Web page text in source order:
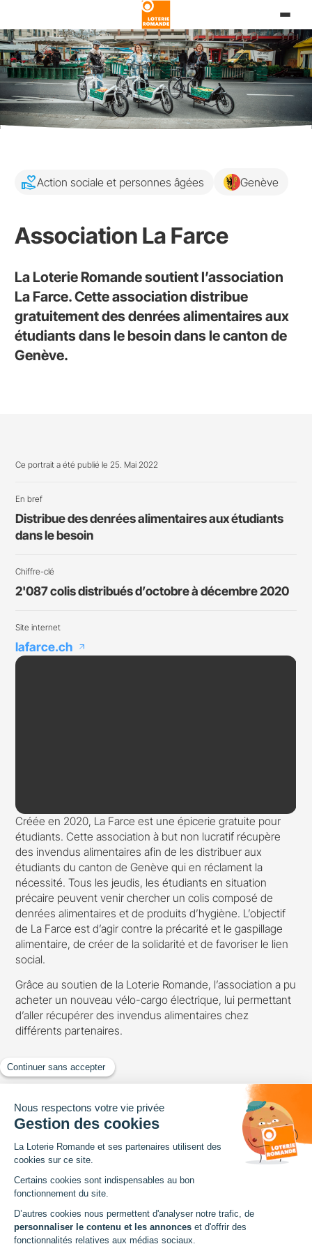
Inhalt
volunteer_activismAction sociale et personnes âgées Genève
Association La Farce
La Loterie Romande soutient l’association
La Farce. Cette association distribue
gratuitement des denrées alimentaires aux
étudiants dans le besoin dans le canton de
Genève.
Ce portrait a été publié le 25. Mai 2022
En bref
Distribue des denrées alimentaires aux étudiants
dans le besoin
Chiffre-clé
2'087 colis distribués d’octobre à décembre 2020
Site internet
lafarce.ch arrow_outward
Créée en 2020, La Farce est une épicerie gratuite pour
étudiants. Cette association à but non lucratif récupère
des invendus alimentaires afin de les distribuer aux
étudiants du canton de Genève qui en réclament la
nécessité. Tous les jeudis, les étudiants en situation
précaire peuvent venir chercher un colis composé de
denrées alimentaires et de produits d’hygiène. L’objectif
de La Farce est d’agir contre la précarité et le gaspillage
alimentaire, de créer de la solidarité et de favoriser le lien
social.
Grâce au soutien de la Loterie Romande, l’association a pu
acheter un nouveau vélo-cargo électrique, lui permettant
d’aller récupérer des invendus alimentaires chez
différents partenaires.
Loterie Romande
Avenue de Provence 14
1001 Lausanne
Tel. +41 21 348 13 13
Pied
ÜBER
Hilfe und Kontakt arrow_forward
DOKUMENTE
Leitbilder